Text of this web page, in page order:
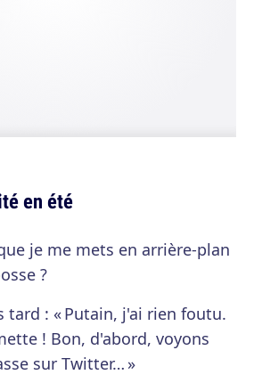
en été
je me mets en arrière-plan
?
tard : « Putain, j'ai rien foutu.
! Bon, d'abord, voyons
sur Twitter… »